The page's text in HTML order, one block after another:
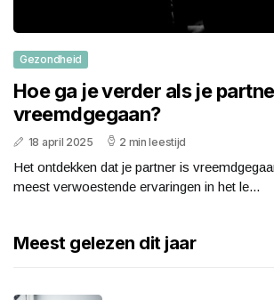
Gezondheid
Hoe ga je verder als je
vreemdgegaan?
18 april 2025 2 min leestijd
Het ontdekken dat je partner is
meest verwoestende ervaringen in het le...
Meest gelezen dit jaar